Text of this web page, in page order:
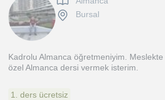
Bursal
Kadrolu Almanca öğretmeniyim. Meslekte
özel Almanca dersi vermek isterim.
1. ders ücretsiz